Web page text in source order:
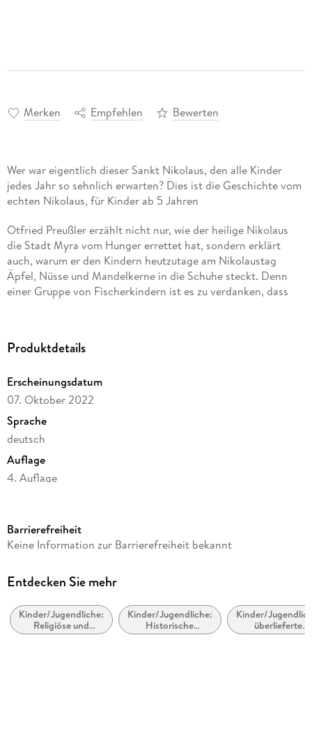
Merken Empfehlen Bewerten
Wer war eigentlich dieser Sankt Nikolaus, den alle Kinder
jedes Jahr so sehnlich erwarten? Dies ist die Geschichte vom
echten Nikolaus, für Kinder ab 5 Jahren
Otfried Preußler erzählt nicht nur, wie der heilige Nikolaus
die Stadt Myra vom Hunger errettet hat, sondern erklärt
auch, warum er den Kindern heutzutage am Nikolaustag
Äpfel, Nüsse und Mandelkerne in die Schuhe steckt. Denn
einer Gruppe von Fischerkindern ist es zu verdanken, dass
Produktdetails
Erscheinungsdatum
07. Oktober 2022
Sprache
deutsch
Auflage
4. Auflage
Altersempfehlung
Autor/Autorin
Illustrationen
Ludvik Glazer-Naudé
Barrierefreiheit
Keine Information zur Barrierefreiheit bekannt
Entdecken Sie mehr
Kinder/Jugendliche:
Religiöse und
spirituelle
Kinder/Jugendliche:
Historische
Romane
Kinder/
überlieferte
Geschichten